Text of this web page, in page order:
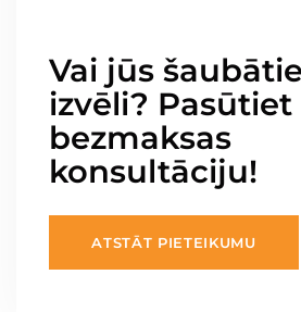
Vai jūs
izvēli? Pasūtiet
bezmaksas
konsultāciju!
ATSTĀT PIETEIKUMU